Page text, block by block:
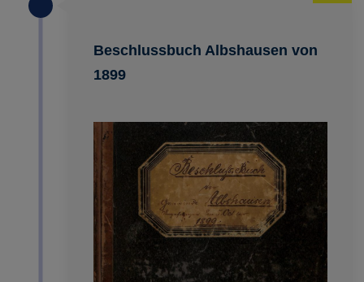
Beschlussbuch Albshausen von
1899